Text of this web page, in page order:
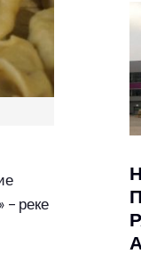
– реке